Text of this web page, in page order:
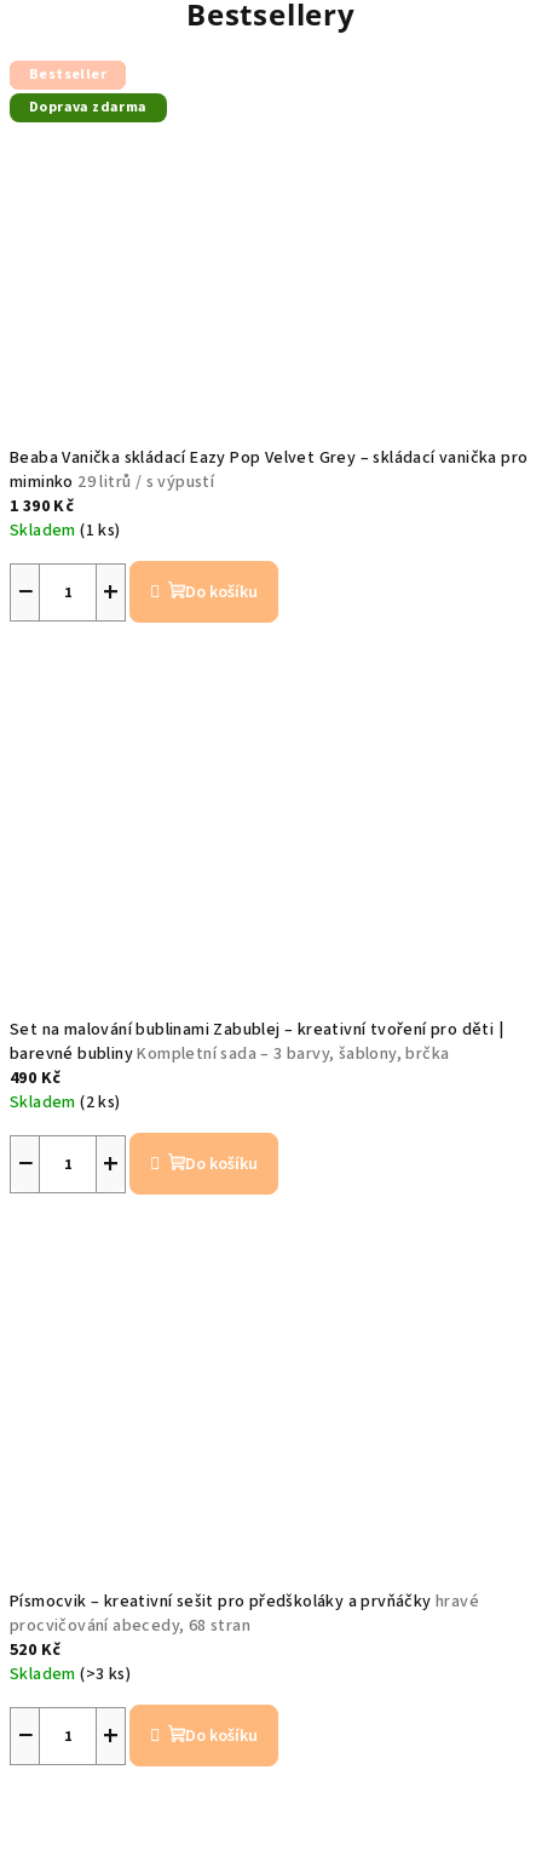
Bestsellery
Bestseller
Beaba Vanička skládací Eazy Pop Velvet Grey – skládací vanička pro
miminko 29 litrů / s výpustí
1 390 Kč
Skladem(1 ks)
+
− Do košíku
Bestseller
Set na malování bublinami Zabublej – kreativní tvoření pro děti |
barevné bublinyKompletní sada – 3 barvy, šablony, brčka
490 Kč
Skladem(2 ks)
+
− Do košíku
Bestseller
Písmocvik – kreativní sešit pro předškoláky a prvňáčky hravé
procvičování abecedy, 68 stran
520 Kč
Skladem(>3 ks)
+
− Do košíku
Bestseller
Bestseller
Bestseller
Doprava zdarma
Bestseller
Bestseller
Bestseller
Bestseller
Bestseller
Bestseller
Bestseller